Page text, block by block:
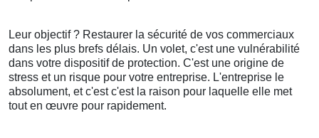
Leur objectif ? Restaurer la sécurité de vos commerciaux
dans les plus brefs délais. Un volet, c'est une vulnérabilité
dans votre dispositif de protection. C'est une origine de
stress et un risque pour votre entreprise. L'entreprise le
absolument, et c'est c'est la raison pour laquelle elle met
tout en œuvre pour rapidement.